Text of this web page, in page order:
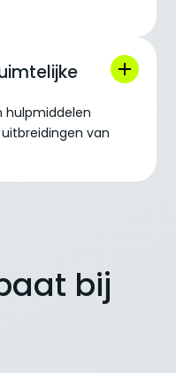
hulpmiddelen
van
bij